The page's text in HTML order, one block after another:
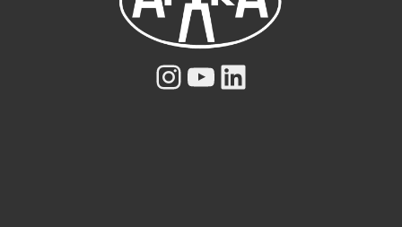
Instagram
YouTube
LinkedIn